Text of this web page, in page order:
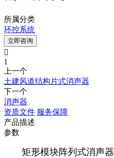
所属分类
环控系统
立即咨询

1
上一个
土建风道结构片式消声器
下一个
消声器
资质文件 服务保障
产品描述
参数
矩形模块阵列式消声器